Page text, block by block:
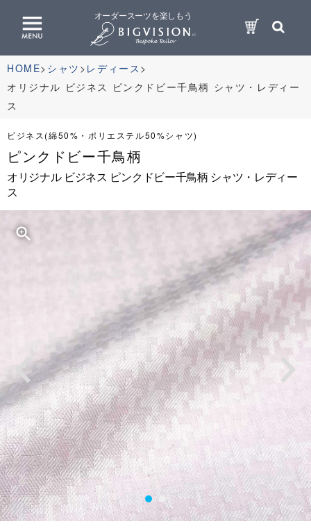
オーダースーツを楽しもう
HOME シャツ
レディース
オリジナル ビジネス ピンクドビー千鳥柄 シャツ・レディー
ス
ビジネス(綿50%・ポリエステル50%シャツ)
ピンクドビー千鳥柄
オリジナル ビジネス ピンクドビー千鳥柄 シャツ・レディー
ス
zoom_in